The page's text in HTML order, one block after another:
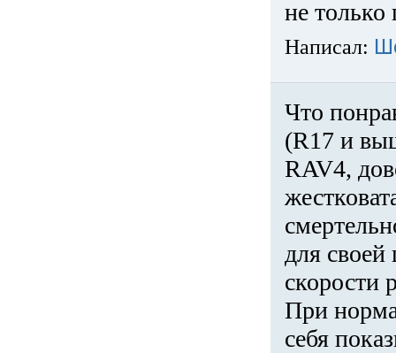
не только
Написал:
Что
(R17 и
RAV4,
для
скорости
При
себя